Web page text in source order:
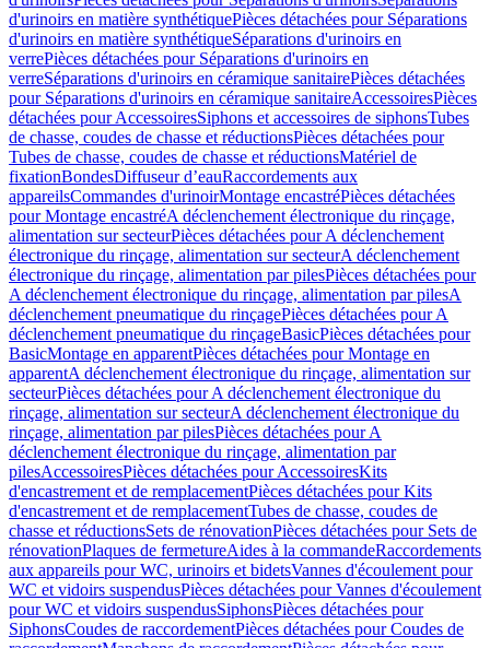
d'urinoirs en matière synthétiquePièces détachées pour Séparations
d'urinoirs en matière synthétiqueSéparations d'urinoirs en
verrePièces détachées pour Séparations d'urinoirs en
verreSéparations d'urinoirs en céramique sanitairePièces détachées
pour Séparations d'urinoirs en céramique sanitaireAccessoiresPièces
détachées pour AccessoiresSiphons et accessoires de siphonsTubes
de chasse, coudes de chasse et réductionsPièces détachées pour
Tubes de chasse, coudes de chasse et réductionsMatériel de
fixationBondesDiffuseur d’eauRaccordements aux
appareilsCommandes d'urinoirMontage encastréPièces détachées
pour Montage encastréA déclenchement électronique du rinçage,
alimentation sur secteurPièces détachées pour A déclenchement
électronique du rinçage, alimentation sur secteurA déclenchement
électronique du rinçage, alimentation par pilesPièces détachées pour
A déclenchement électronique du rinçage, alimentation par pilesA
déclenchement pneumatique du rinçagePièces détachées pour A
déclenchement pneumatique du rinçageBasicPièces détachées pour
BasicMontage en apparentPièces détachées pour Montage en
apparentA déclenchement électronique du rinçage, alimentation sur
secteurPièces détachées pour A déclenchement électronique du
rinçage, alimentation sur secteurA déclenchement électronique du
rinçage, alimentation par pilesPièces détachées pour A
déclenchement électronique du rinçage, alimentation par
pilesAccessoiresPièces détachées pour AccessoiresKits
d'encastrement et de remplacementPièces détachées pour Kits
d'encastrement et de remplacementTubes de chasse, coudes de
chasse et réductionsSets de rénovationPièces détachées pour Sets de
rénovationPlaques de fermetureAides à la commandeRaccordements
aux appareils pour WC, urinoirs et bidetsVannes d'écoulement pour
WC et vidoirs suspendusPièces détachées pour Vannes d'écoulement
pour WC et vidoirs suspendusSiphonsPièces détachées pour
SiphonsCoudes de raccordementPièces détachées pour Coudes de